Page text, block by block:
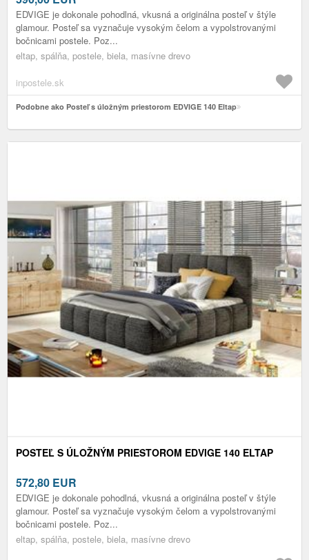
EDVIGE je dokonale pohodlná, vkusná a originálna posteľ v štýle
glamour. Posteľ sa vyznačuje vysokým čelom a vypolstrovanými
bočnicami postele. Poz...
eltap, spálňa, postele, biela, masívne drevo
inpostele.sk
Podobne ako Posteľ s úložným priestorom EDVIGE 140 Eltap
POSTEĽ S ÚLOŽNÝM PRIESTOROM EDVIGE 140 ELTAP
572,80 EUR
EDVIGE je dokonale pohodlná, vkusná a originálna posteľ v štýle
glamour. Posteľ sa vyznačuje vysokým čelom a vypolstrovanými
bočnicami postele. Poz...
eltap, spálňa, postele, biela, masívne drevo